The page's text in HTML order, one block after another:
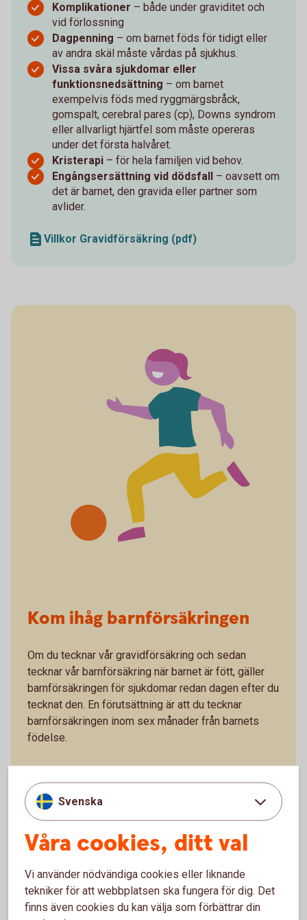
Komplikationer – både under graviditet och
vid förlossning
Dagpenning – om barnet föds för tidigt eller
av andra skäl måste vårdas på sjukhus.
Vissa svåra sjukdomar eller
funktionsnedsättning – om barnet
exempelvis föds med ryggmärgsbråck,
gomspalt, cerebral pares (cp), Downs syndrom
eller allvarligt hjärtfel som måste opereras
under det första halvåret.
Kristerapi – för hela familjen vid behov.
Engångsersättning vid dödsfall – oavsett om
det är barnet, den gravida eller partner som
avlider.
Villkor Gravidförsäkring (pdf)
Kom ihåg barnförsäkringen
Om du tecknar vår gravidförsäkring och sedan
tecknar vår barnförsäkring när barnet är fött, gäller
barnförsäkringen för sjukdomar redan dagen efter du
tecknat den. En förutsättning är att du tecknar
barnförsäkringen inom sex månader från barnets
födelse.
Barnförsäkring
Produktfakta
och villkor
Svenska
Våra cookies, ditt val
Vi använder nödvändiga cookies eller liknande
tekniker för att webbplatsen ska fungera för dig. Det
finns även cookies du kan välja som förbättrar din